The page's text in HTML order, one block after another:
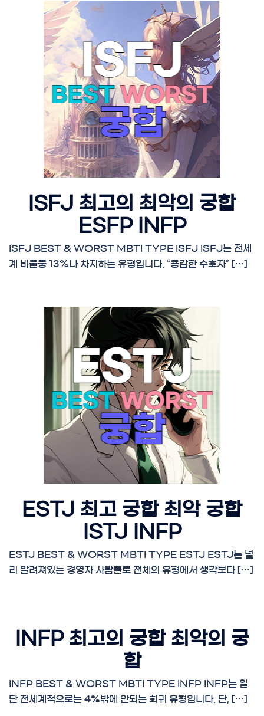
ISFJ 최고의 최악의 궁합
ESFP INFP
ISFJ BEST & WORST MBTI TYPE ISFJ ISFJ는 전세
계 비율중 13%나 차지하는 유형입니다. “용감한 수호자” […]
ESTJ 최고 궁합 최악 궁합
ISTJ INFP
ESTJ BEST & WORST MBTI TYPE ESTJ ESTJ는 널
리 알려져있는 경영자 사람들로 전체의 유형에서 생각보다 […]
INFP 최고의 궁합 최악의 궁
합
INFP BEST & WORST MBTI TYPE INFP INFP는 일
단 전세계적으로는 4%밖에 안되는 희귀 유형입니다. 단, […]